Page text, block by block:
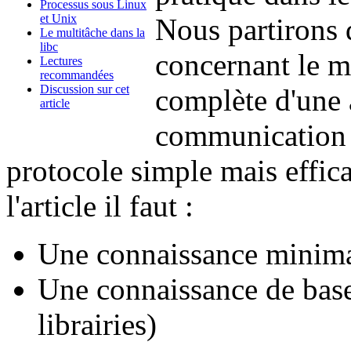
Processus sous Linux
et Unix
Le multitâche dans la
libc
Lectures
recommandées
Discussion sur cet
article
Nous partirons
concernant le
complète
communication
protocole simple mais
l'article il faut :
Une connaissance
Une connaissance de
librairies)